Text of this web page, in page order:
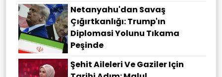
Netanyahu'dan Savaş
Çığırtkanlığı: Trump'ın
Diplomasi Yolunu Tıkama
Peşinde
Şehit Aileleri Ve Gaziler Için